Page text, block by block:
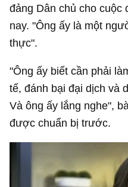
đảng Dân chủ cho cuộc
nay. "Ông ấy là một
thực".
"Ông ấy biết cần phải
tế, đánh bại đại dịch và
Và ông ấy lắng nghe",
được chuẩn bị trước.